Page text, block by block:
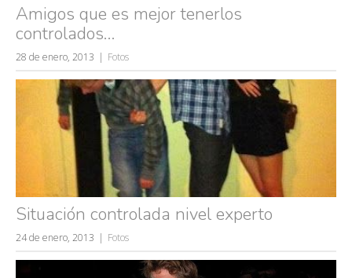
Amigos que es mejor tenerlos
controlados…
28 de enero, 2013 Fotos
Situación controlada nivel experto
24 de enero, 2013 Fotos